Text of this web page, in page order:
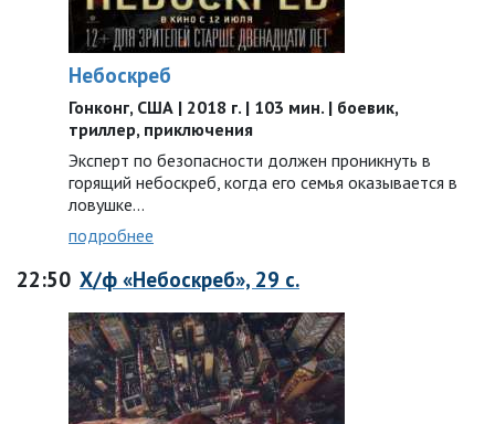
Небоскреб
Гонконг, США | 2018 г. | 103 мин. | боевик,
триллер, приключения
Эксперт по безопасности должен проникнуть в
горящий небоскреб, когда его семья оказывается в
ловушке…
подробнее
22:50 Х/ф «Небоскреб», 29 с.